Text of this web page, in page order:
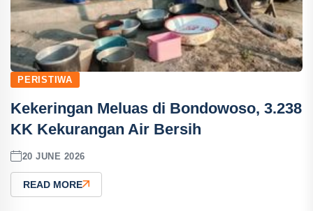
PERISTIWA
Kekeringan Meluas di Bondowoso, 3.238
KK Kekurangan Air Bersih
20 JUNE 2026
READ MORE